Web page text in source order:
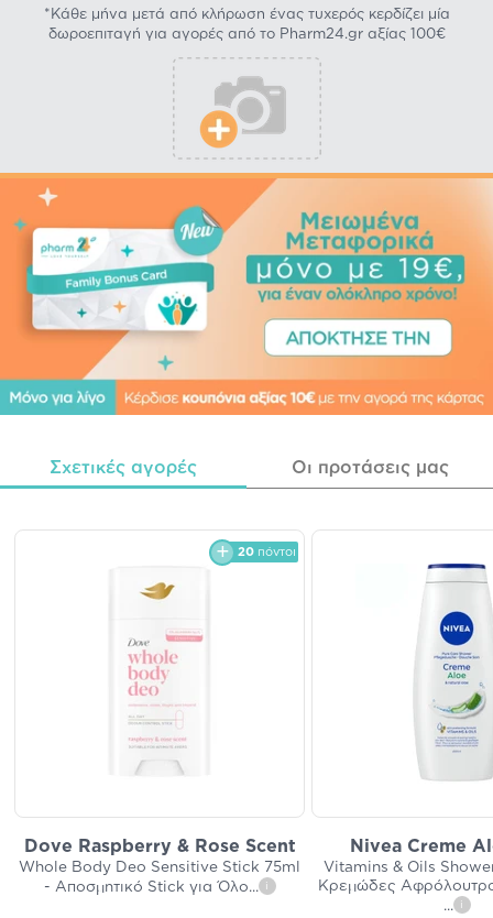
*Κάθε μήνα μετά από κλήρωση ένας τυχερός κερδίζει μία
δωροεπιταγή για αγορές από το Pharm24.gr αξίας 100€
Σχετικές αγορές Οι προτάσεις μας
20 πόντοι
Dove Raspberry & Rose Scent
Whole Body Deo Sensitive Stick 75ml
- Αποσμητικό Stick για Όλο... i
Nivea Creme
Vitamins & Oils
Κρεμώδες Αφρόλουτρο
...
i